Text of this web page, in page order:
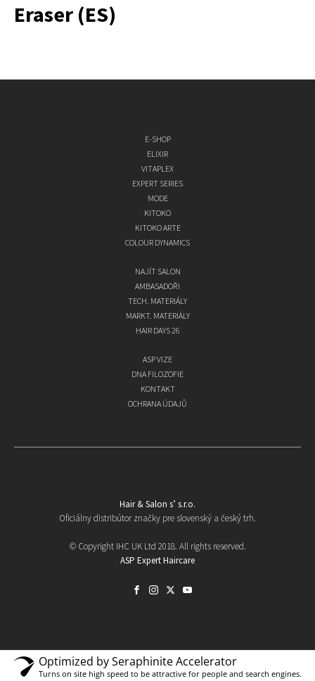
Eraser (ES)
E-SHOP
ELIXIR
VITAPLEX
EXPERT SERIES
MODE
KITOKO
KITOKO ARTE
COLOUR DYNAMICS
NAJÍT SALON
AMBASADOŘI
TECH. MATERIÁLY
MARKT. MATERIÁLY
HAIR DAYS 26
ASP VIZE
DNA FILOZOFIE
KONTAKT
OCHRANA ÚDAJŮ
Hair & Salon s’ s.r.o.
Oficiálny distribútor značky pre slovenský a český trh.
© Copyright IHC UK Ltd 2018. All rights reserved.
ASP Expert Haircare
Optimized by Seraphinite Accelerator
Turns on site high speed to be attractive for people and search engines.